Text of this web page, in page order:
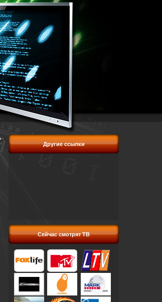
Другие ссылки
Сейчас смотрят ТВ